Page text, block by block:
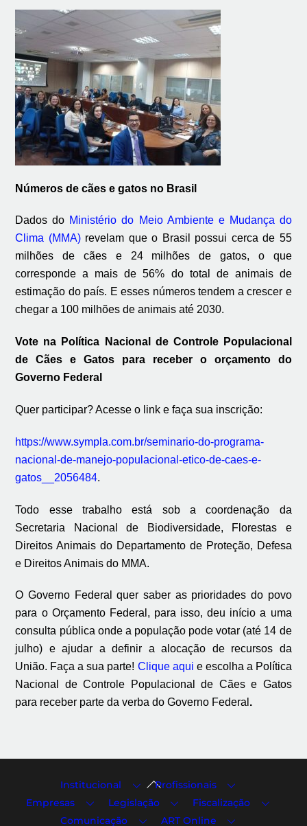
Números de cães e gatos no Brasil
Dados do Ministério do Meio Ambiente e Mudança do
Clima (MMA)revelam que o Brasil possui cerca de 55
milhões de cães e 24 milhões de gatos, o que
corresponde a mais de 56% do total de animais de
estimação do país. E esses números tendem a crescer e
chegar a 100 milhões de animais até 2030.
Vote na Política Nacional de Controle Populacional
de Cães e Gatos para receber o orçamento do
Governo Federal
Quer participar? Acesse o link e faça sua inscrição:
https://www.sympla.com.br/seminario-do-programa-
nacional-de-manejo-populacional-etico-de-caes-e-
gatos__2056484.
Todo esse trabalho está sob a coordenação da
Secretaria Nacional de Biodiversidade, Florestas e
Direitos Animais do Departamento de Proteção, Defesa
e Direitos Animais do MMA.
O Governo Federal quer saber as prioridades do povo
para o Orçamento Federal, para isso, deu início a uma
consulta pública onde a população pode votar (até 14 de
julho) e ajudar a definir a alocação de recursos da
União. Faça a sua parte! Clique aqui e escolha a Política
Nacional de Controle Populacional de Cães e Gatos
para receber parte da verba do Governo Federal .
Back
To
Top
Institucional
Profissionais
Empresas
Legislação
Fiscalização
Comunicação
ART Online